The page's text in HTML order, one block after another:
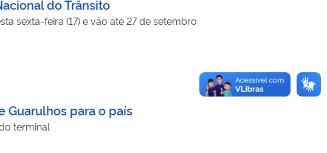
do Trânsito
sexta-feira (17) e vão até 27 de setembro
Guarulhos para o país
terminal